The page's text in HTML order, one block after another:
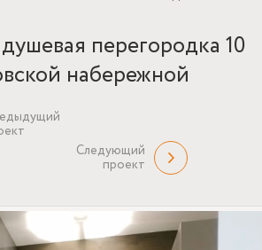
перегородка 10
набережной
Следующий
проект